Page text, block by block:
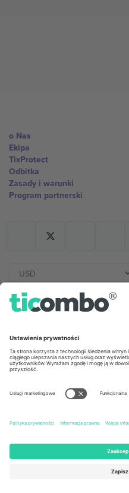
o Nas
Ekipa
TixProtect
Odbitka
Zasady i warunki
Program partnerski
Germany
Unter den Linden 24, 10117
Berlin, Germany
131 Continental Dr, Suite 305,